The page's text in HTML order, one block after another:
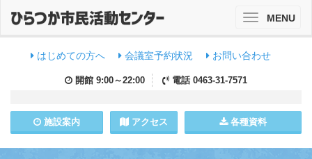
はじめての方へ 会議室予約状況 お問い合わせ
開館 9:00～22:00 電話 0463-31-7571
施設案内 アクセス 各種資料
ToggleMENU